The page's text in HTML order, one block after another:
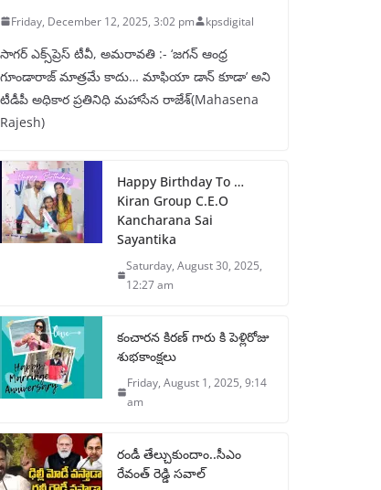
Friday, December 12, 2025, 3:02 pm kpsdigital
సాగర్ ఎక్స్‌ప్రెస్ టీవీ, అమరావతి :- ‘జగన్‌ ఆంధ్ర
గూండారాజ్‌ మాత్రమే కాదు… మాఫియా డాన్‌ కూడా’ అని
టీడీపీ అధికార ప్రతినిధి మహాసేన రాజేశ్‌(Mahasena
Rajesh)
Happy Birthday To …
Kiran Group C.E.O
Kancharana Sai
Sayantika
Saturday, August 30, 2025,
12:27 am
కంచారన కిరణ్ గారు కి పెళ్లిరోజు
శుభకాంక్షలు
Friday, August 1, 2025, 9:14
am
రండీ తేల్చుకుందాం..సీఎం
రేవంత్ రెడ్డి సవాల్